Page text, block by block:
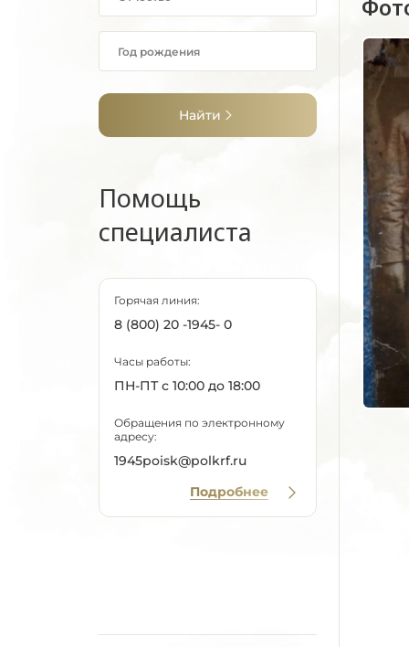
Найти
Помощь
специалиста
Горячая линия:
8 (800) 20 -1945- 0
Часы работы:
ПН-ПТ с 10:00 до 18:00
Обращения по электронному
адресу:
1945poisk@polkrf.ru
Подробнее